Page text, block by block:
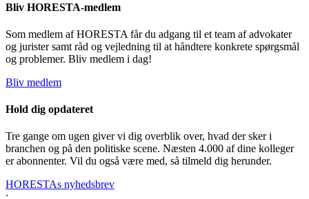
Bliv HORESTA-medlem
Som medlem af HORESTA får du adgang til et team af advokater
og jurister samt råd og vejledning til at håndtere konkrete spørgsmål
og problemer. Bliv medlem i dag!
Bliv medlem
Hold dig opdateret
Tre gange om ugen giver vi dig overblik over, hvad der sker i
branchen og på den politiske scene. Næsten 4.000 af dine kolleger
er abonnenter. Vil du også være med, så tilmeld dig herunder.
HORESTAs nyhedsbrev